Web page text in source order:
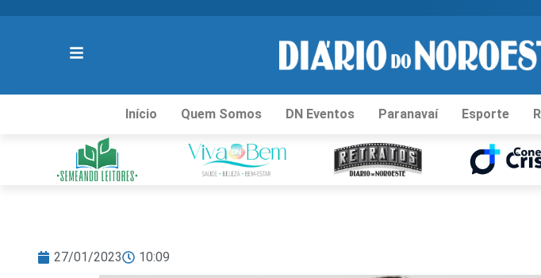
Início Quem Somos DN Eventos Paranavaí Esporte
27/01/2023 10:09